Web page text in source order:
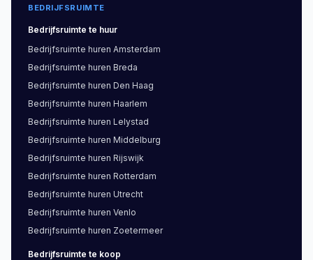
BEDRIJFSRUIMTE
Bedrijfsruimte te huur
Bedrijfsruimte huren Amsterdam
Bedrijfsruimte huren Breda
Bedrijfsruimte huren Den Haag
Bedrijfsruimte huren Haarlem
Bedrijfsruimte huren Lelystad
Bedrijfsruimte huren Middelburg
Bedrijfsruimte huren Rijswijk
Bedrijfsruimte huren Rotterdam
Bedrijfsruimte huren Utrecht
Bedrijfsruimte huren Venlo
Bedrijfsruimte huren Zoetermeer
Bedrijfsruimte te koop